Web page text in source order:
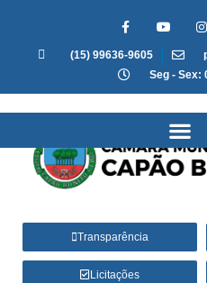
(15) 99636-9605
Seg - Sex:
Transparência
Licitações